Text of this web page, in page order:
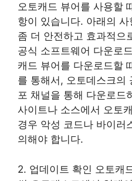
오토캐드 뷰어를 사용할
항이 있습니다. 아래의
좀 더 안전하고 효과적으
공식 소프트웨어 다운로
캐드 뷰어를 다운로드할
를 통해서, 오토데스크의
포 채널을 통해 다운로드
사이트나 소스에서 오토
경우 악성 코드나 바이러
의해야 합니다.
2. 업데이트 확인 오토캐